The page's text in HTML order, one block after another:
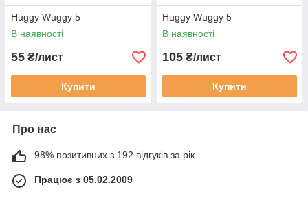
Huggy Wuggy 5
В наявності
55 ₴/лист
Купити
Huggy Wuggy 5
В наявності
105 ₴/лист
Купити
Про нас
98% позитивних з 192 відгуків за рік
Працює з 05.02.2009